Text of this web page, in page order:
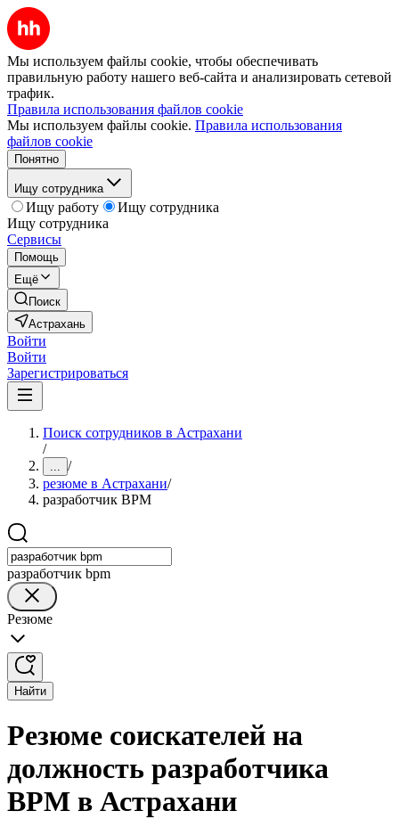
Мы используем файлы cookie, чтобы обеспечивать
правильную работу нашего веб-сайта и анализировать сетевой
трафик.
Правила использования файлов cookie
Мы используем файлы cookie. Правила использования
файлов cookie
Понятно
Ищу сотрудника
Ищу работу
Ищу сотрудника
Ищу сотрудника
Сервисы
Помощь
Ещё
Поиск
Астрахань
Войти
Войти
Зарегистрироваться
Поиск сотрудников в Астрахани
/
... /
резюме в Астрахани/
разработчик BPM
разработчик bpm
Резюме
Найти
Резюме соискателей на
должность разработчика
BPM в Астрахани